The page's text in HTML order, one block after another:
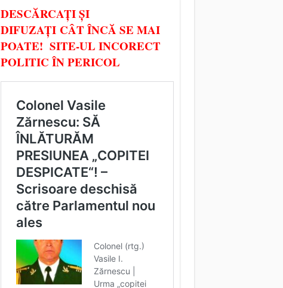
DESCĂRCAȚI ȘI
DIFUZAȚI CÂT ÎNCĂ SE MAI
POATE! SITE-UL INCORECT
POLITIC ÎN PERICOL